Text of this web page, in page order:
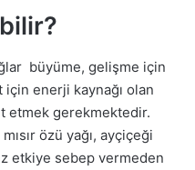
büyüme, gelişme için
enerji kaynağı olan
etmek gerekmektedir.
özü yağı, ayçiçeği
etkiye sebep vermeden